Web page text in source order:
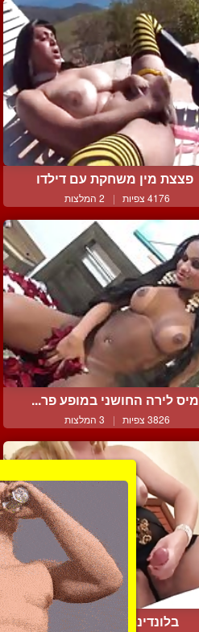
פצצת מין משחקת עם דילדו
4176 צפיות | 2 המלצות
מיס לירה החושני במופע פר...
3826 צפיות | 3 המלצות
בלונדינת בסיפוק עצמי